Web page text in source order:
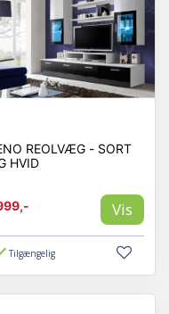
REOLVÆG - SORT
HVID
Vis
Tilgængelig